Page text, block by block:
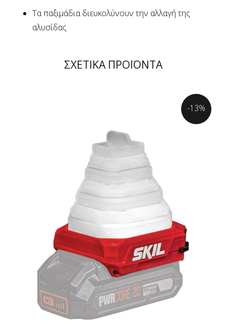
Τα παξιμάδια διευκολύνουν την αλλαγή της
αλυσίδας
ΣΧΕΤΙΚΑ ΠΡΟΪΟΝΤΑ
-13%